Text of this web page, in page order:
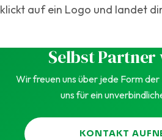
klickt auf ein Logo und landet
Selbst Partner
Wir freuen uns über jede Form
uns für ein
KONTAKT